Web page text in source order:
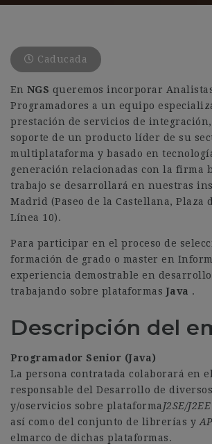
Caducada
En NGS queremos incorporar
Programadores a un equipo
prestación de servicios de
soporte de un producto líder de su
multiplataforma y basado en
generación relacionadas con la firma
trabajo se desarrollará en nuestras
Madrid (Paseo de la Castellana, Plaza
Línea 10).
Para participar en el proceso de
formación de grado o master en
experiencia demostrable en desarrollo
trabajando sobre plataformasJava .
Descripción del
Programador Senior (Java)
La persona contratada colaborará en
responsable del Desarrollo de
y/oservicios sobre plataforma J2SE/J2EE
así como del conjunto de librerías y
elmarco de dichas plataformas.